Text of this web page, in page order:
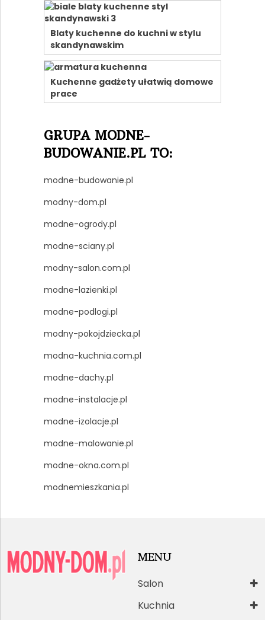
Blaty kuchenne do kuchni w stylu
skandynawskim
Kuchenne gadżety ułatwią domowe
prace
GRUPA MODNE-
BUDOWANIE.PL TO:
modne-budowanie.pl
modny-dom.pl
modne-ogrody.pl
modne-sciany.pl
modny-salon.com.pl
modne-lazienki.pl
modne-podlogi.pl
modny-pokojdziecka.pl
modna-kuchnia.com.pl
modne-dachy.pl
modne-instalacje.pl
modne-izolacje.pl
modne-malowanie.pl
modne-okna.com.pl
modnemieszkania.pl
MENU
Salon
Kuchnia